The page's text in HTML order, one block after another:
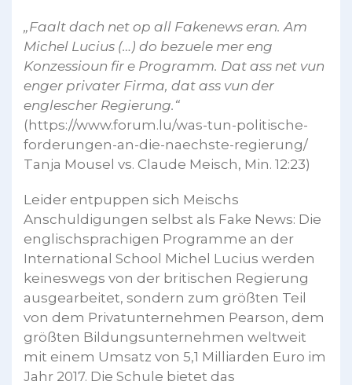
„Faalt dach net op all Fakenews eran. Am
Michel Lucius (…) do bezuele mer eng
Konzessioun fir e Programm. Dat ass net vun
enger privater Firma, dat ass vun der
englescher Regierung.“
(https://www.forum.lu/was-tun-politische-
forderungen-an-die-naechste-regierung/
Tanja Mousel vs. Claude Meisch, Min. 12:23)
Leider entpuppen sich Meischs
Anschuldigungen selbst als Fake News: Die
englischsprachigen Programme an der
International School Michel Lucius werden
keineswegs von der britischen Regierung
ausgearbeitet, sondern zum größten Teil
von dem Privatunternehmen Pearson, dem
größten Bildungsunternehmen weltweit
mit einem Umsatz von 5,1 Milliarden Euro im
Jahr 2017. Die Schule bietet das